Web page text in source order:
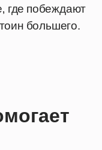
где побеждают
большего.